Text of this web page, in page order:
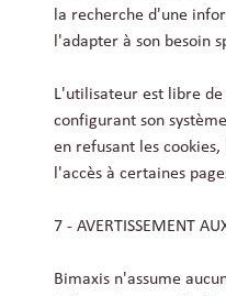
la recherche d'une
l'adapter à son besoin
L'utilisateur est libre
configurant son
en refusant les
l'accès à certaines
7 - AVERTISSEMENT
Bimaxis n'assume